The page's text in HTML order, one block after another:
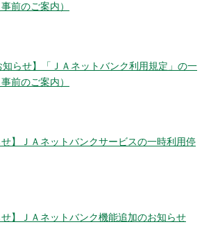
前のご案内）
知らせ】「ＪＡネットバンク利用規定」の一
前のご案内）
せ】ＪＡネットバンクサービスの一時利用停
せ】ＪＡネットバンク機能追加のお知らせ